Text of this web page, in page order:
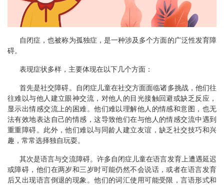
自闭症，也被称为孤独症，是一种涉及多个方面的广泛性发育障
碍。
表现症状多样，主要体现在以下几个方面：
首先是社交障碍。自闭症儿童在社交方面面临诸多挑战，他们往
往难以与他人建立眼神交流，对他人的目光接触回避或缺乏反应，
显示出情感交流上的困难。他们难以理解他人的情感和意图，也无
法有效地表达自己的情感，这导致他们在与他人的情感交流中遇到
重重障碍。此外，他们难以与同龄人建立友谊，缺乏社交技巧和兴
趣，常常选择独自玩耍。
其次是语言与交流障碍。许多自闭症儿童在语言发育上遭遇延迟
或障碍，他们在两岁和三岁时可能仍然不会说话，或者在语言发育
后又出现语言倒退的现象。他们的词汇使用可能受限，言语形式和